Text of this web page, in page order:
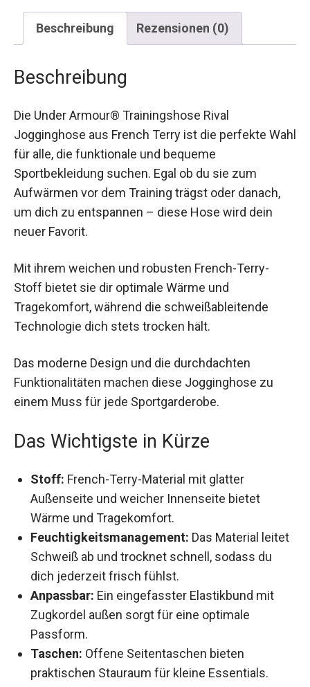
Beschreibung Rezensionen (0)
Jogginghose aus French Terry ist die perfekte
Wahl für alle, die funktionale und bequeme
Sportbekleidung suchen. Egal ob du sie zum
Aufwärmen vor dem Training trägst oder danach,
um dich zu entspannen – diese Hose wird dein
neuer Favorit.
Stoff bietet sie dir optimale Wärme und
Tragekomfort, während die schweißableitende
Technologie dich stets trocken hält.
Funktionalitäten machen diese Jogginghose zu
einem Muss für jede Sportgarderobe.
Außenseite und weicher Innenseite bietet
Wärme und Tragekomfort.
Feuchtigkeitsmanagement:
leitet Schweiß ab und trocknet schnell, sodass
du dich jederzeit frisch fühlst.
Anpassbar:Ein eingefasster Elastikbund mit
Zugkordel außen sorgt für eine optimale
Passform.
Taschen:Offene Seitentaschen bieten
praktischen Stauraum für kleine Essentials.